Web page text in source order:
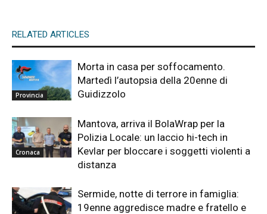
RELATED ARTICLES
Provincia
Morta in casa per soffocamento.
Martedì l’autopsia della 20enne di
Guidizzolo
Cronaca
Mantova, arriva il BolaWrap per la
Polizia Locale: un laccio hi-tech in
Kevlar per bloccare i soggetti violenti a
distanza
Sermide, notte di terrore in famiglia:
19enne aggredisce madre e fratello e